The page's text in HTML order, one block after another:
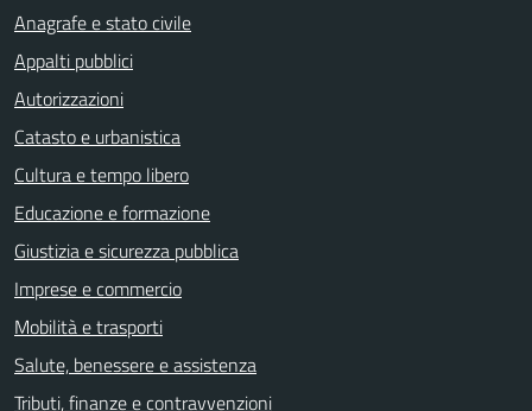
Anagrafe e stato civile
Appalti pubblici
Autorizzazioni
Catasto e urbanistica
Cultura e tempo libero
Educazione e formazione
Giustizia e sicurezza pubblica
Imprese e commercio
Mobilità e trasporti
Salute, benessere e assistenza
Tributi, finanze e contravvenzioni